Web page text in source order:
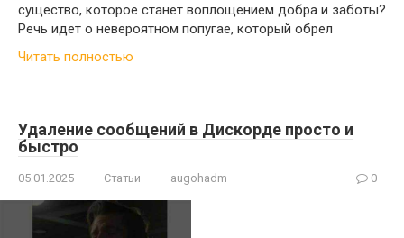
существо, которое станет воплощением добра и заботы?
Речь идет о невероятном попугае, который обрел
Читать полностью
Удаление сообщений в Дискорде просто и
быстро
05.01.2025 Статьи augohadm 0